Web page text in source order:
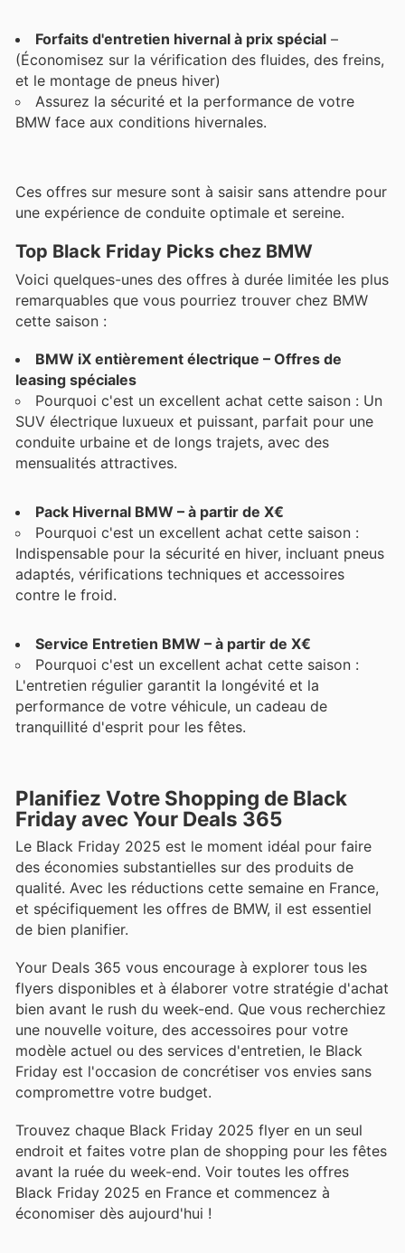
Forfaits d'entretien hivernal à prix spécial –
(Économisez sur la vérification des fluides, des freins,
et le montage de pneus hiver)
Assurez la sécurité et la performance de votre
BMW face aux conditions hivernales.
Ces offres sur mesure sont à saisir sans attendre pour
une expérience de conduite optimale et sereine.
Top Black Friday Picks chez BMW
Voici quelques-unes des offres à durée limitée les plus
remarquables que vous pourriez trouver chez BMW
cette saison :
BMW iX entièrement électrique – Offres de
leasing spéciales
Pourquoi c'est un excellent achat cette saison : Un
SUV électrique luxueux et puissant, parfait pour une
conduite urbaine et de longs trajets, avec des
mensualités attractives.
Pack Hivernal BMW – à partir de X€
Pourquoi c'est un excellent achat cette saison :
Indispensable pour la sécurité en hiver, incluant pneus
adaptés, vérifications techniques et accessoires
contre le froid.
Service Entretien BMW – à partir de X€
Pourquoi c'est un excellent achat cette saison :
L'entretien régulier garantit la longévité et la
performance de votre véhicule, un cadeau de
tranquillité d'esprit pour les fêtes.
Planifiez Votre Shopping de Black
Friday avec Your Deals 365
Le Black Friday 2025 est le moment idéal pour faire
des économies substantielles sur des produits de
qualité. Avec les réductions cette semaine en France,
et spécifiquement les offres de BMW, il est essentiel
de bien planifier.
Your Deals 365 vous encourage à explorer tous les
flyers disponibles et à élaborer votre stratégie d'achat
bien avant le rush du week-end. Que vous recherchiez
une nouvelle voiture, des accessoires pour votre
modèle actuel ou des services d'entretien, le Black
Friday est l'occasion de concrétiser vos envies sans
compromettre votre budget.
Trouvez chaque Black Friday 2025 flyer en un seul
endroit et faites votre plan de shopping pour les fêtes
avant la ruée du week-end. Voir toutes les offres
Black Friday 2025 en France et commencez à
économiser dès aujourd'hui !